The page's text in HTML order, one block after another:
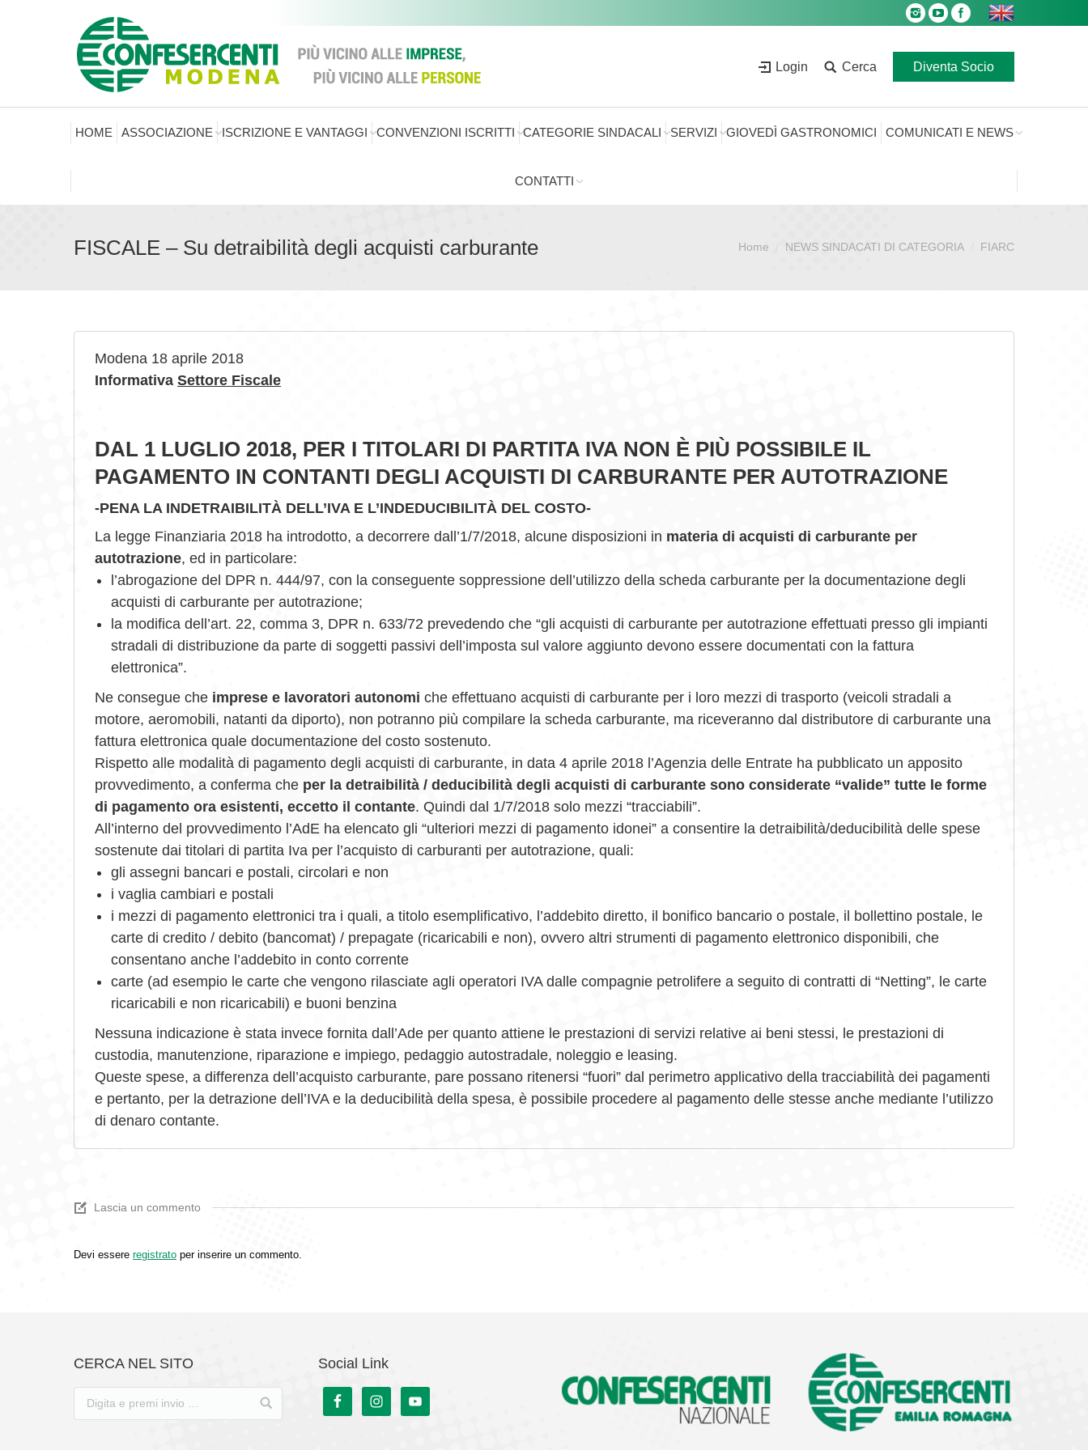
Login Cerca Diventa Socio
HOME ASSOCIAZIONE ISCRIZIONE E VANTAGGI CONVENZIONI ISCRITTI CATEGORIE SINDACALI SERVIZI GIOVEDÌ GASTRONOMICI COMUNICATI E NEWS
CONTATTI
FISCALE – Su detraibilità degli acquisti carburante Home NEWS SINDACATI DI CATEGORIA FIARC
Modena 18 aprile 2018
Informativa Settore Fiscale
DAL 1 LUGLIO 2018, PER I TITOLARI DI PARTITA IVA NON È PIÙ POSSIBILE IL
PAGAMENTO IN CONTANTI DEGLI ACQUISTI DI CARBURANTE PER AUTOTRAZIONE
-PENA LA INDETRAIBILITÀ DELL’IVA E L’INDEDUCIBILITÀ DEL COSTO-
La legge Finanziaria 2018 ha introdotto, a decorrere dall’1/7/2018, alcune disposizioni in materia di acquisti di carburante per
autotrazione, ed in particolare:
l’abrogazione del DPR n. 444/97, con la conseguente soppressione dell’utilizzo della scheda carburante per la documentazione degli
acquisti di carburante per autotrazione;
la modifica dell’art. 22, comma 3, DPR n. 633/72 prevedendo che “gli acquisti di carburante per autotrazione effettuati presso gli impianti
stradali di distribuzione da parte di soggetti passivi dell’imposta sul valore aggiunto devono essere documentati con la fattura
elettronica”.
Ne consegue che imprese e lavoratori autonomi che effettuano acquisti di carburante per i loro mezzi di trasporto (veicoli stradali a
motore, aeromobili, natanti da diporto), non potranno più compilare la scheda carburante, ma riceveranno dal distributore di carburante una
fattura elettronica quale documentazione del costo sostenuto.
Rispetto alle modalità di pagamento degli acquisti di carburante, in data 4 aprile 2018 l’Agenzia delle Entrate ha pubblicato un apposito
provvedimento, a conferma che per la detraibilità / deducibilità degli acquisti di carburante sono considerate “valide” tutte le forme
di pagamento ora esistenti, eccetto il contante. Quindi dal 1/7/2018 solo mezzi “tracciabili”.
All’interno del provvedimento l’AdE ha elencato gli “ulteriori mezzi di pagamento idonei” a consentire la detraibilità/deducibilità delle spese
sostenute dai titolari di partita Iva per l’acquisto di carburanti per autotrazione, quali:
gli assegni bancari e postali, circolari e non
i vaglia cambiari e postali
i mezzi di pagamento elettronici tra i quali, a titolo esemplificativo, l’addebito diretto, il bonifico bancario o postale, il bollettino postale, le
carte di credito / debito (bancomat) / prepagate (ricaricabili e non), ovvero altri strumenti di pagamento elettronico disponibili, che
consentano anche l’addebito in conto corrente
carte (ad esempio le carte che vengono rilasciate agli operatori IVA dalle compagnie petrolifere a seguito di contratti di “Netting”, le carte
ricaricabili e non ricaricabili) e buoni benzina
Nessuna indicazione è stata invece fornita dall’Ade per quanto attiene le prestazioni di servizi relative ai beni stessi, le prestazioni di
custodia, manutenzione, riparazione e impiego, pedaggio autostradale, noleggio e leasing.
Queste spese, a differenza dell’acquisto carburante, pare possano ritenersi “fuori” dal perimetro applicativo della tracciabilità dei pagamenti
e pertanto, per la detrazione dell’IVA e la deducibilità della spesa, è possibile procedere al pagamento delle stesse anche mediante l’utilizzo
di denaro contante.
Lascia un commento
Devi essere registrato per inserire un commento.
CERCA NEL SITO Social Link